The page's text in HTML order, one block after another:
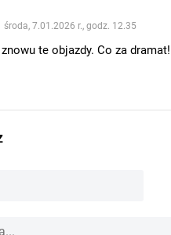
środa, 7.01.2026 r., godz. 12.35
te objazdy. Co za dramat!